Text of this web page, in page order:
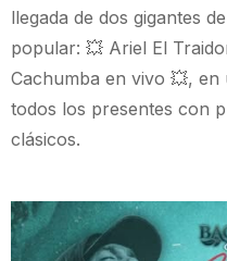
llegada de dos gigantes
popular: 💥 Ariel El
Cachumba en vivo 💥,
todos los presentes con
clásicos.